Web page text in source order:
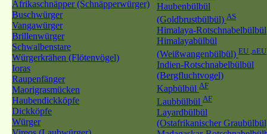
Afrikaschnäpper (Schnäpperwürger)
Buschwürger
Vangawürger
Brillenwürger
Schwalbenstare
Würgerkrähen (Flötenvögel)
Ioras
Raupenfänger
Maorigrasmücken
Haubendickköpfe
Dickköpfe
Würger
Haubenbülbül
(Goldbrustbülbül) AS
Himalaya-Rotschnabelbülbül
Himalayabülbül
(Weißwangenbülbül) EU ,nEU
Indien-Rotschnabelbülbül
(Bergfluchtvogel)
Kapbülbül AF
Laubbülbül AF
Layardbülbül
(Ostafrikanischer